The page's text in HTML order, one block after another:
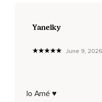
Tu chacra corona.
Yanelky
June 9, 2026
lo Amé ♥️